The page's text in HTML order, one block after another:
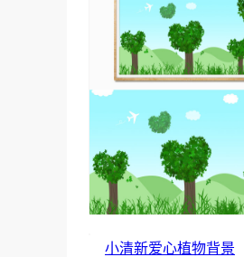
小清新爱心植物背景